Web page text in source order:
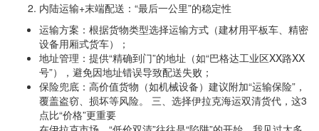
内陆运输+末端配送：“最后一公里”的稳定性
运输方案：根据货物类型选择运输方式（建材用平板车、精密
设备用厢式货车）；
地址管理：提供“精确到门”的地址（如“巴格达工业区XX路XX
号”），避免因地址错误导致配送失败；
保险兜底：高价值货物（如机械设备）建议附加“运输保险”，
覆盖盗窃、损坏等风险。 三、选择伊拉克海运双清货代，这3
点比“价格”更重要